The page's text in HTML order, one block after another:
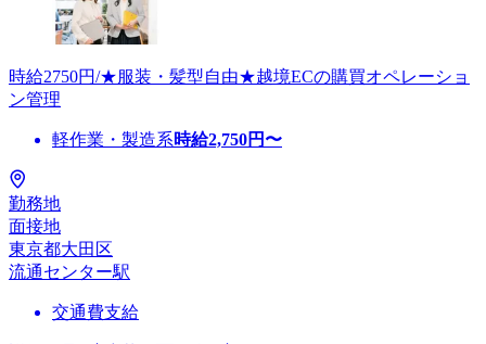
時給2750円/★服装・髪型自由★越境ECの購買オペレーショ
ン管理
軽作業・製造系時給2,750円〜
勤務地
面接地
東京都大田区
流通センター駅
交通費支給